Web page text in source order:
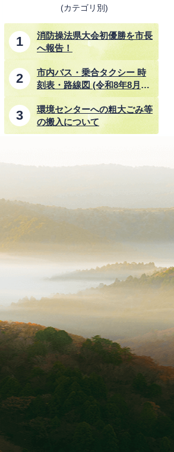
(カテゴリ別)
消防操法県大会初優勝を市長
へ報告！
市内バス・乗合タクシー 時
刻表・路線図 (令和8年8月1
日改正)
環境センターへの粗大ごみ等
の搬入について